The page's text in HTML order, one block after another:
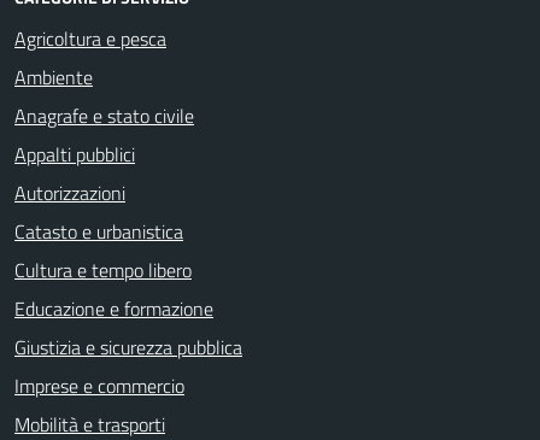
Agricoltura e pesca
Ambiente
Anagrafe e stato civile
Appalti pubblici
Autorizzazioni
Catasto e urbanistica
Cultura e tempo libero
Educazione e formazione
Giustizia e sicurezza pubblica
Imprese e commercio
Mobilità e trasporti